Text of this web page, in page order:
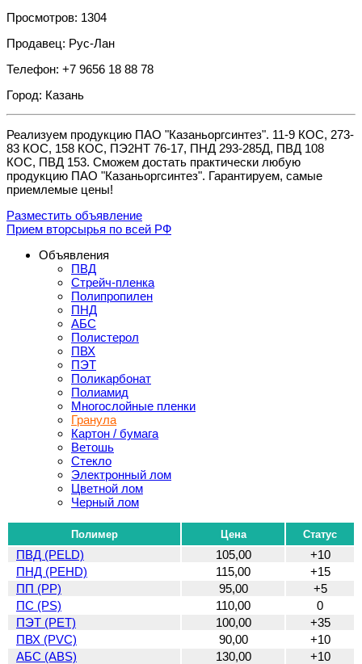
Просмотров: 1304
Продавец: Рус-Лан
Телефон: +7 9656 18 88 78
Город: Казань
Реализуем продукцию ПАО "Казаньоргсинтез". 11-9 КОС, 273-
83 КОС, 158 КОС, ПЭ2НТ 76-17, ПНД 293-285Д, ПВД 108
КОС, ПВД 153. Сможем достать практически любую
продукцию ПАО "Казаньоргсинтез". Гарантируем, самые
приемлемые цены!
Разместить объявление
Прием вторсырья по всей РФ
Объявления
ПВД
Стрейч-пленка
Полипропилен
ПНД
АБС
Полистерол
ПВХ
ПЭТ
Поликарбонат
Полиамид
Многослойные пленки
Гранула
Картон / бумага
Ветошь
Стекло
Электронный лом
Цветной лом
Черный лом
Полимер Цена Статус
ПВД (PELD) 105,00
+10
ПНД (PEHD)
115,00
+15
ПП (PP)
95,00
+5
ПС (PS)
110,00
0
ПЭТ (PET)
100,00
+35
ПВХ (PVC)
90,00
+10
АБС (ABS)
130,00 +10